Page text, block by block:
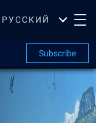
РУССКИЙ
Subscribe